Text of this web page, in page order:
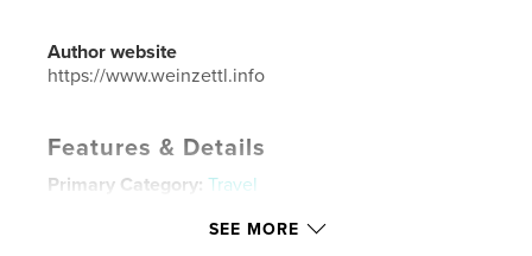
Author website
https://www.weinzettl.info
Features & Details
Primary Category: Travel
Additional Categories Nature / Wildlife
SEE MORE